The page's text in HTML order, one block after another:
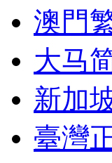
澳門
大马
新加
臺灣